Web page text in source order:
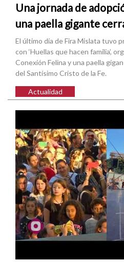
Una jornada de
una paella gigante
El último día de Fira Mislata tuvo
con ‘Huellas que hacen familia’,
Conexión Felina y una paella
del Santísimo Cristo de la Fe.
Actualidad